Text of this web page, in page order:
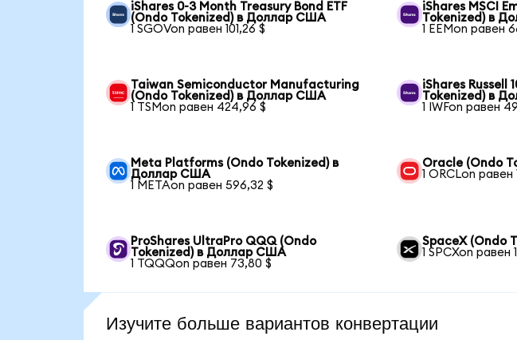
iShares 0-3 Month Treasury Bond ETF
(Ondo Tokenized) в Доллар США
1 SGOVon равен 101,26 $
iShares MSCI
Tokenized) в
1 EEMon равен
Taiwan Semiconductor Manufacturing
(Ondo Tokenized) в Доллар США
1 TSMon равен 424,96 $
iShares Russell
Tokenized) в
1 IWFon равен
Meta Platforms (Ondo Tokenized) в
Доллар США
1 METAon равен 596,32 $
Oracle (Ondo
1 ORCLon равен
ProShares UltraPro QQQ (Ondo
Tokenized) в Доллар США
1 TQQQon равен 73,80 $
SpaceX (Ondo
1 SPCXon равен
Изучите больше вариантов конвертации